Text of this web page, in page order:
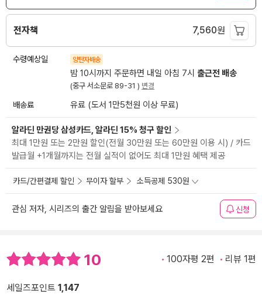
전자책 7,560원
수령예상일 양탄자배송
밤 10시까지 주문하면 내일 아침 7시 출근전 배송
(중구 서소문로 89-31 ) 변경
배송료 유료 (도서 1만5천원 이상 무료)
알라딘 만권당 삼성카드, 알라딘 15% 청구 할인
최대 1만원 또는 2만원 할인(전월 30만원 또는 60만원 이용 시) / 카드
발급월 +1개월까지는 전월 실적이 없어도 최대 1만원 혜택 제공
카드/간편결제 할인 무이자 할부 소득공제 530원
관심 저자, 시리즈의 출간 알림을 받아보세요 신청
10 100자평 2편 리뷰 1편
세일즈포인트 1,147